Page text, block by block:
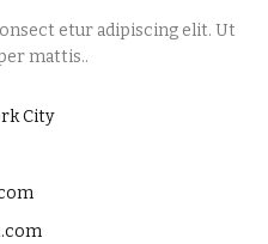
etur adipiscing elit. Ut
mattis..
City